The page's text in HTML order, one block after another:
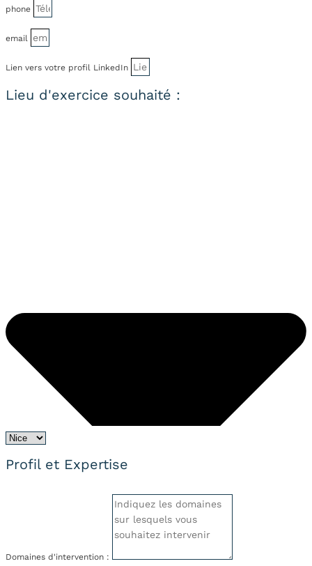
phone
email
Lien vers votre profil LinkedIn
Lieu d'exercice souhaité :
Profil et Expertise
Domaines d'intervention :